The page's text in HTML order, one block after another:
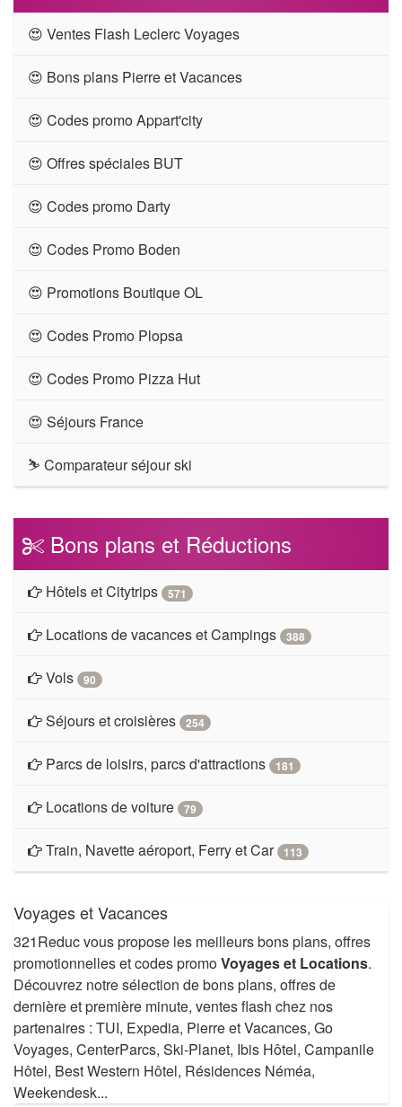
😍 Ventes Flash Leclerc Voyages
😍 Bons plans Pierre et Vacances
😍 Codes promo Appart'city
😍 Offres spéciales BUT
😍 Codes promo Darty
😍 Codes Promo Boden
😍 Promotions Boutique OL
😍 Codes Promo Plopsa
😍 Codes Promo Pizza Hut
😍 Séjours France
⛷ Comparateur séjour ski
Bons plans et Réductions
Hôtels et Citytrips 571
Locations de vacances et Campings 388
Vols 90
Séjours et croisières 254
Parcs de loisirs, parcs d'attractions 181
Locations de voiture 79
Train, Navette aéroport, Ferry et Car 113
Voyages et Vacances
321Reduc vous propose les meilleurs bons plans, offres
promotionnelles et codes promoVoyages et Locations.
Découvrez notre sélection de bons plans, offres de
dernière et première minute, ventes flash chez nos
partenaires : TUI, Expedia, Pierre et Vacances, Go
Voyages, CenterParcs, Ski-Planet, Ibis Hôtel, Campanile
Hôtel, Best Western Hôtel, Résidences Néméa,
Weekendesk...